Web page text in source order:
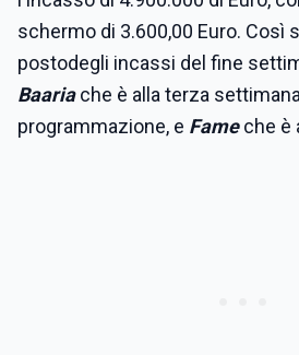
schermo di 3.600,00 Euro. Così
postodegli incassi del fine
Baariache è alla terza
programmazione, e Fameche è